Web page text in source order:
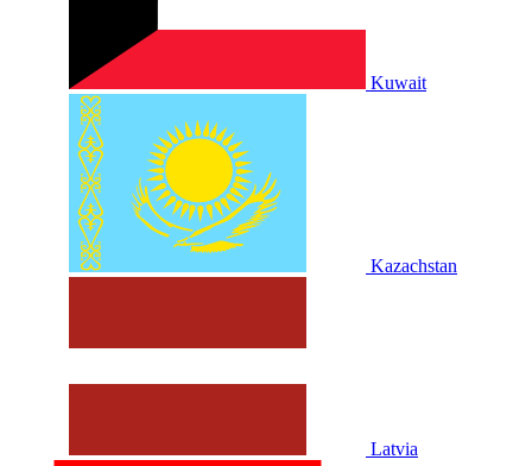
Kuwait
Kazachstan
Latvia